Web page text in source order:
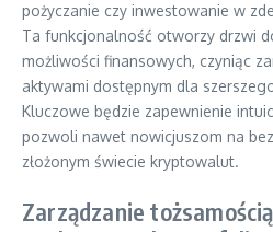
pożyczanie czy inwestowanie w
Ta funkcjonalność otworzy drzwi
możliwości finansowych, czyniąc
aktywami dostępnym dla
Kluczowe będzie zapewnienie
pozwoli nawet nowicjuszom na
złożonym świecie kryptowalut.
Zarządzanie